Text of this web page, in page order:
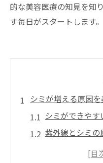
的な美容医療の知見を知
す毎日がスタートします。
シミが増える原因
シミができや
紫外線とシミ
ストレスがシ